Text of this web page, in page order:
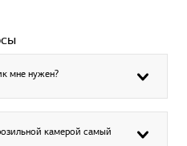
мне нужен?
камерой самый